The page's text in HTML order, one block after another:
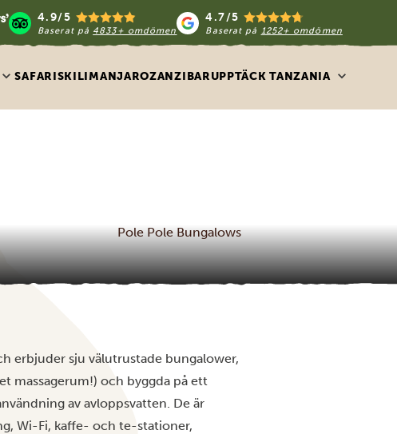
4.9/5
Baserat på 4833+ omdömen
4.7/5
Baserat på 1252+ omdömen
SAFARISKILIMANJAROZANZIBARUPPTÄCK TANZANIA
Pole Pole Bungalows
erbjuder sju välutrustade bungalower,
massagerum!) och byggda på ett
av avloppsvatten. De är
Wi-Fi, kaffe- och te-stationer,